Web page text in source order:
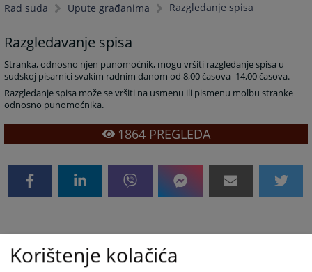
Rad suda Upute građanima Razgledanje spisa
Razgledavanje spisa
Stranka, odnosno njen punomoćnik, mogu vršiti razgledanje spisa u
sudskoj pisarnici svakim radnim danom od 8,00 časova -14,00 časova.
Razgledanje spisa može se vršiti na usmenu ili pismenu molbu stranke
odnosno punomoćnika.
1864PREGLEDA
Korištenje kolačića